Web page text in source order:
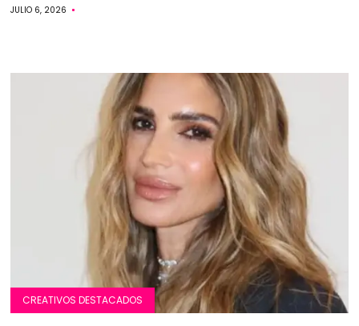
JULIO 6, 2026
CREATIVOS DESTACADOS